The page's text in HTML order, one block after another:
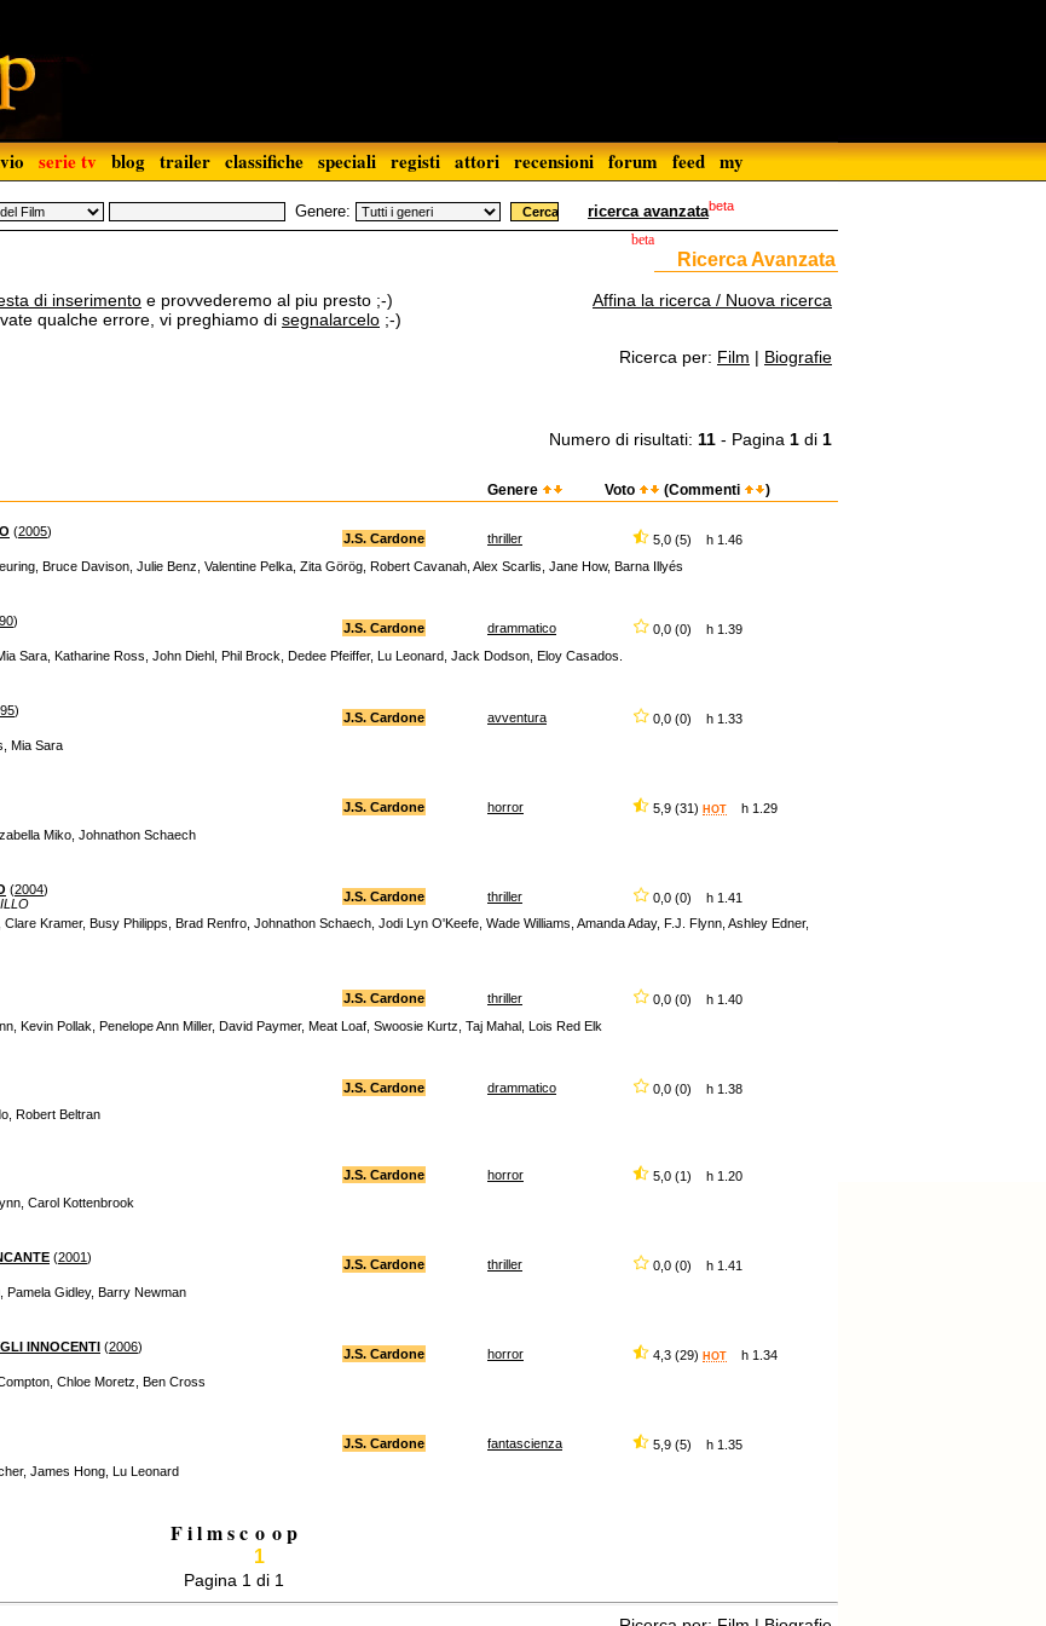
serie tv blog trailer classifiche speciali registi attori recensioni forum feed my
Genere: ricerca avanzatabeta
Ricerca Avanzata
beta
Affina la ricerca / Nuova ricerca
di inserimento e provvederemo al piu presto ;-)
qualche errore, vi preghiamo di segnalarcelo ;-)
Ricerca per: Film | Biografie
Numero di risultati: 11 - Pagina 1 di 1
Genere Voto (Commenti )
(2005)
J.S. Cardone thriller
5,0 (5) h 1.46
Bruce Davison, Julie Benz, Valentine Pelka, Zita Görög, Robert Cavanah, Alex Scarlis, Jane How, Barna Illyés
)
J.S. Cardone drammatico
0,0 (0) h 1.39
Sara, Katharine Ross, John Diehl, Phil Brock, Dedee Pfeiffer, Lu Leonard, Jack Dodson, Eloy Casados.
)
J.S. Cardone avventura
0,0 (0) h 1.33
Mia Sara
J.S. Cardone horror 5,9 (31) HOT h 1.29
Miko, Johnathon Schaech
(2004)
J.S. Cardone thriller
0,0 (0) h 1.41
Kramer, Busy Philipps, Brad Renfro, Johnathon Schaech, Jodi Lyn O'Keefe, Wade Williams, Amanda Aday, F.J. Flynn, Ashley Edner,
J.S. Cardone thriller
0,0 (0) h 1.40
Kevin Pollak, Penelope Ann Miller, David Paymer, Meat Loaf, Swoosie Kurtz, Taj Mahal, Lois Red Elk
J.S. Cardone drammatico
0,0 (0) h 1.38
Robert Beltran
J.S. Cardone horror
5,0 (1) h 1.20
Carol Kottenbrook
(2001)
J.S. Cardone thriller
0,0 (0) h 1.41
Pamela Gidley, Barry Newman
INNOCENTI (2006)
J.S. Cardone horror 4,3 (29) HOT h 1.34
Chloe Moretz, Ben Cross
J.S. Cardone fantascienza
5,9 (5) h 1.35
James Hong, Lu Leonard
F i l m s c o
1
o p
Pagina 1 di 1